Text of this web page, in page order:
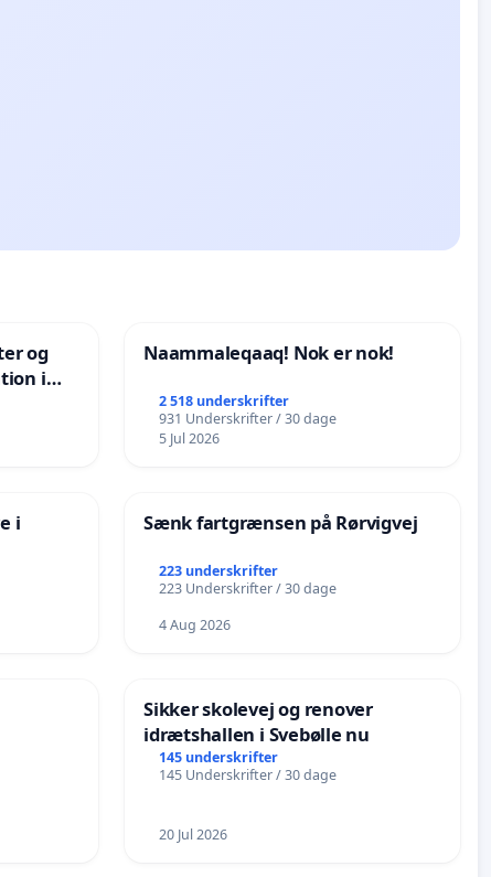
og
i
Naammaleqaaq! Nok er nok!
2 518 underskrifter
931 Underskrifter / 30 dage
5 Jul 2026
i
Sænk fartgrænsen på Rørvigvej
223 underskrifter
223 Underskrifter / 30 dage
4 Aug 2026
Sikker skolevej og renover
idrætshallen i Svebølle nu
145 underskrifter
145 Underskrifter / 30 dage
20 Jul 2026